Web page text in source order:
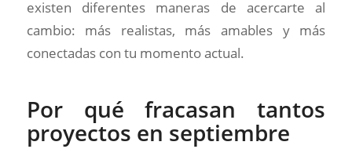
existen diferentes maneras de acercarte al
cambio: más realistas, más amables y más
conectadas con tu momento actual.
Por qué fracasan tantos
proyectos en septiembre